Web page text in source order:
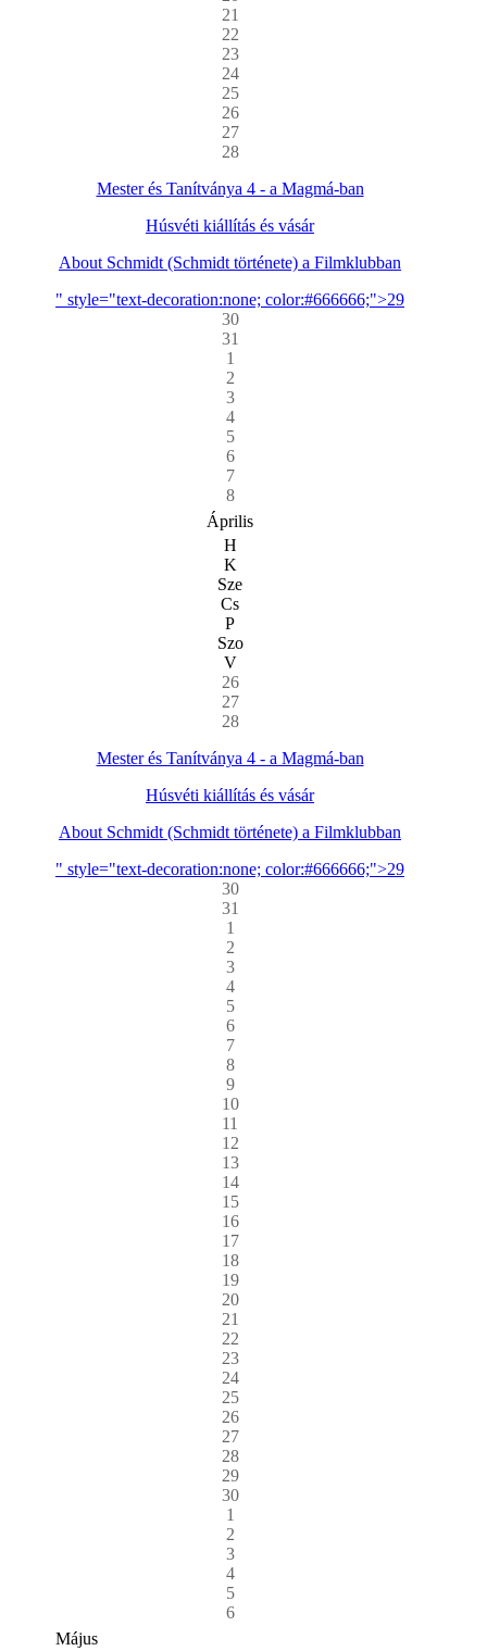
21
22
23
24
25
26
27
28
Mester és Tanítványa 4 - a Magmá-ban
Húsvéti kiállítás és vásár
About Schmidt (Schmidt története) a Filmklubban
" style="text-decoration:none; color:#666666;">29
30
31
1
2
3
4
5
6
7
8
Április
H
K
Sze
Cs
P
Szo
V
26
27
28
Mester és Tanítványa 4 - a Magmá-ban
Húsvéti kiállítás és vásár
About Schmidt (Schmidt története) a Filmklubban
" style="text-decoration:none; color:#666666;">29
30
31
1
2
3
4
5
6
7
8
9
10
11
12
13
14
15
16
17
18
19
20
21
22
23
24
25
26
27
28
29
30
1
2
3
4
5
6
Május